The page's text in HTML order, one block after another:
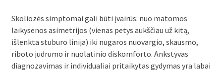
Skoliozės simptomai gali būti įvairūs: nuo matomos
laikysenos asimetrijos (vienas petys aukščiau už kitą,
išlenkta stuburo linija) iki nugaros nuovargio, skausmo,
riboto judrumo ir nuolatinio diskomforto. Ankstyvas
diagnozavimas ir individualiai pritaikytas gydymas yra labai